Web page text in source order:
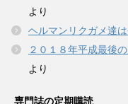
より
ヘルマンリクガメ達
２０１８年平成最後
より
専門誌の定期購読